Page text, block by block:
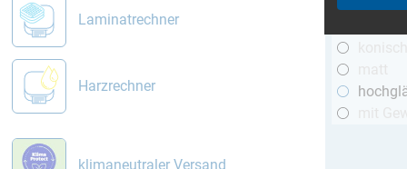
Laminatrechner
Harzrechner
klimaneutraler Versand